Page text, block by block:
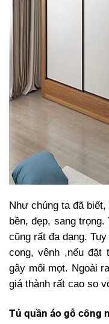
Như chúng ta đã
bền, đẹp, sang
cũng rất đa dạng.
cong, vênh ,nếu đặt
gây mối mọt. Ngoài
giá thành rất cao so
Tủ quần áo gỗ công